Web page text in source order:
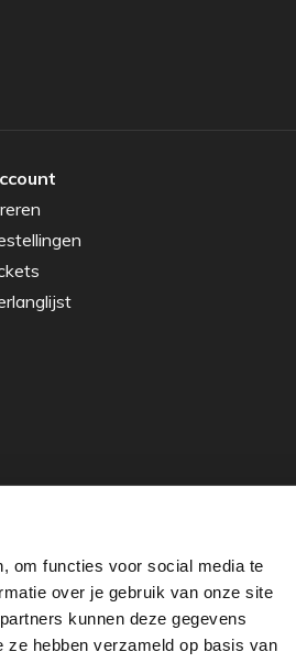
om functies voor social media te
over je gebruik van onze site
kunnen deze gegevens
hebben verzameld op basis van